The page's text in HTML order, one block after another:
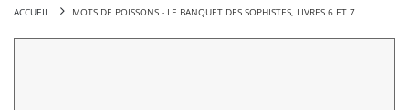
ACCUEIL MOTS DE POISSONS - LE BANQUET DES SOPHISTES, LIVRES 6 ET 7